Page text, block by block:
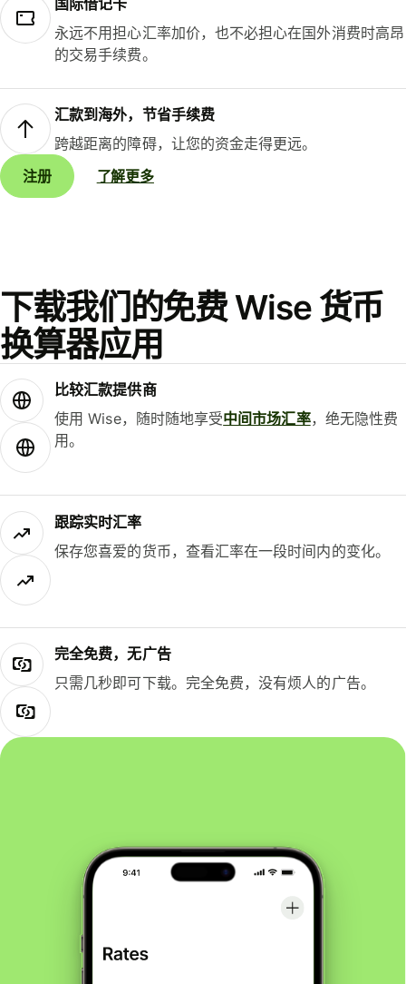
国际借记卡
永远不用担心汇率加价，也不必担心在国外消费时高昂
的交易手续费。
汇款到海外，节省手续费
跨越距离的障碍，让您的资金走得更远。
注册
了解更多
下载我们的免费 Wise 货币
换算器应用
比较汇款提供商
使用 Wise，随时随地享受中间市场汇率，绝无隐性费
用。
跟踪实时汇率
保存您喜爱的货币，查看汇率在一段时间内的变化。
完全免费，无广告
只需几秒即可下载。完全免费，没有烦人的广告。